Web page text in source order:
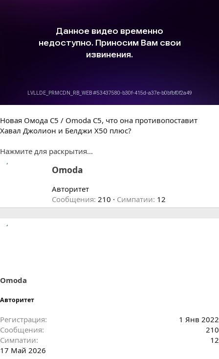
Новая Омода С5 / Omoda C5, что она противопоставит
Хавал Джолион и Белджи Х50 плюс?
Нажмите для раскрытия...
А
т
о
р
Omoda
Авторитет
Сообщения 210 Симпатии 12
Omoda
Авторитет
Регистрация
1 Янв 2022
Сообщения
210
Симпатии
12
17 Май 2026